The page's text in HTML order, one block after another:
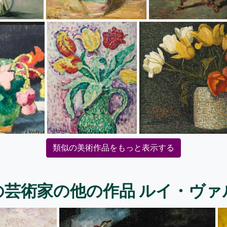
類似の美術作品をもっと表示する
芸術家の他の作品 ルイ・ヴァ